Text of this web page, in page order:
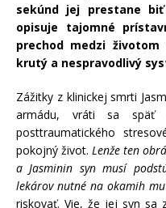
sekúnd jej prestane biť
opisuje tajomné
prechod medzi
krutý a nespravodlivý
Zážitky z klinickej smrti
armádu, vráti sa
posttraumatického
pokojný život. Lenže ten
a Jasminin syn musí
lekárov nutné na okamih
riskovať. Vie, že jej syn sa